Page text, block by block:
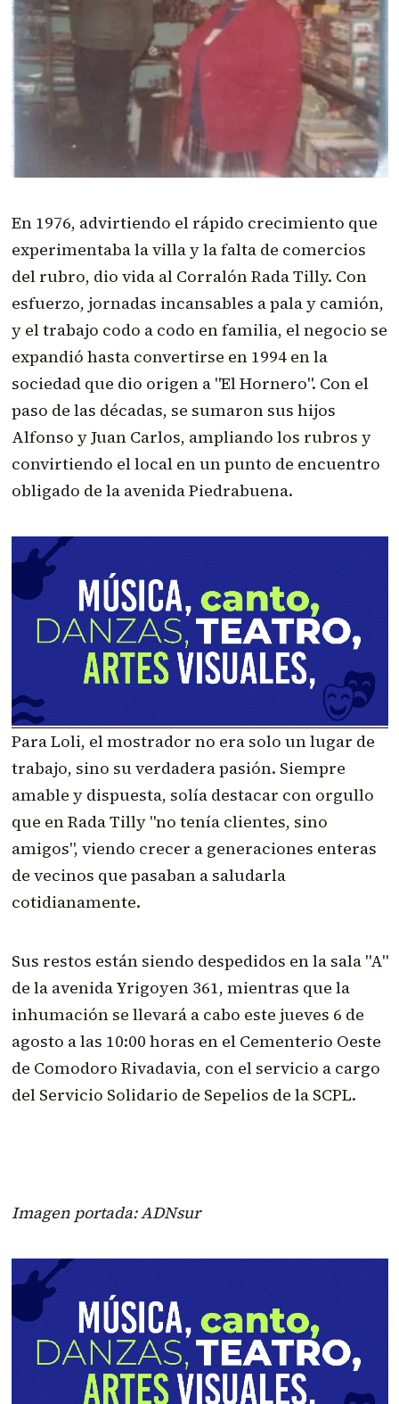
En 1976, advirtiendo el rápido crecimiento que
experimentaba la villa y la falta de comercios
del rubro, dio vida al Corralón Rada Tilly. Con
esfuerzo, jornadas incansables a pala y camión,
y el trabajo codo a codo en familia, el negocio se
expandió hasta convertirse en 1994 en la
sociedad que dio origen a "El Hornero". Con el
paso de las décadas, se sumaron sus hijos
Alfonso y Juan Carlos, ampliando los rubros y
convirtiendo el local en un punto de encuentro
obligado de la avenida Piedrabuena.
Para Loli, el mostrador no era solo un lugar de
trabajo, sino su verdadera pasión. Siempre
amable y dispuesta, solía destacar con orgullo
que en Rada Tilly "no tenía clientes, sino
amigos", viendo crecer a generaciones enteras
de vecinos que pasaban a saludarla
cotidianamente.
Sus restos están siendo despedidos en la sala "A"
de la avenida Yrigoyen 361, mientras que la
inhumación se llevará a cabo este jueves 6 de
agosto a las 10:00 horas en el Cementerio Oeste
de Comodoro Rivadavia, con el servicio a cargo
del Servicio Solidario de Sepelios de la SCPL.
Imagen portada: ADNsur